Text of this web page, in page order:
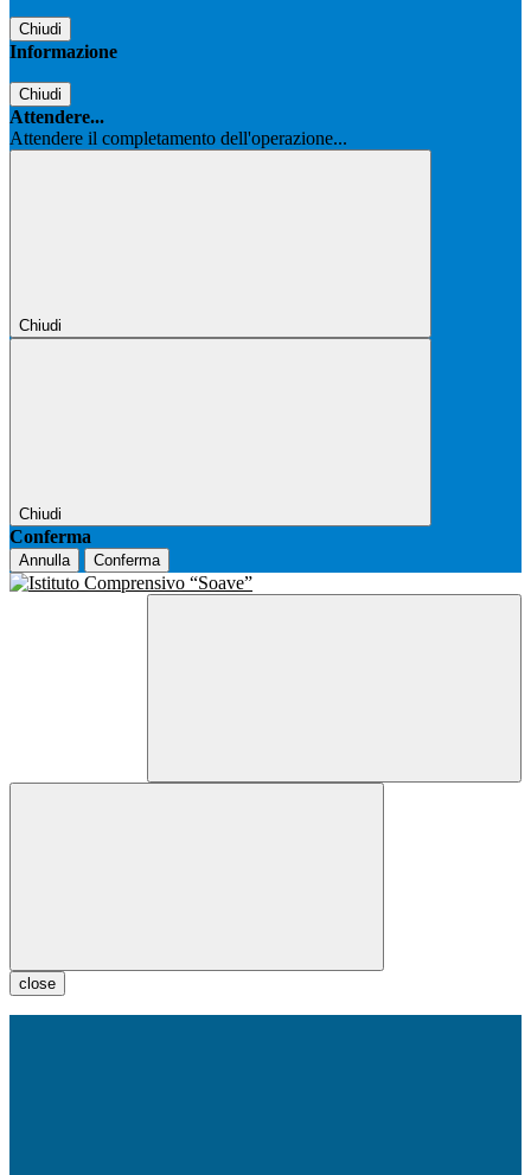
Chiudi
Informazione
Chiudi
Attendere...
Attendere il completamento dell'operazione...
Chiudi
Chiudi
Conferma
Annulla Conferma
close